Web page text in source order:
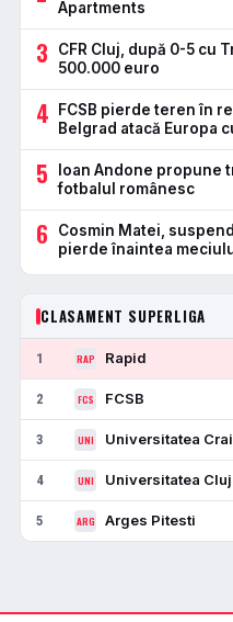
Apartments
3
CFR Cluj, după 0-5 cu
500.000 euro
4
FCSB pierde teren în
Belgrad atacă Europa
5
Ioan Andone propune
fotbalul românesc
6
Cosmin Matei,
pierde înaintea
CLASAMENT SUPERLIGA
1 RAP Rapid
2 FCS FCSB
3 UNI Universitatea
4 UNI Universitatea Cluj
5 ARG Arges Pitesti